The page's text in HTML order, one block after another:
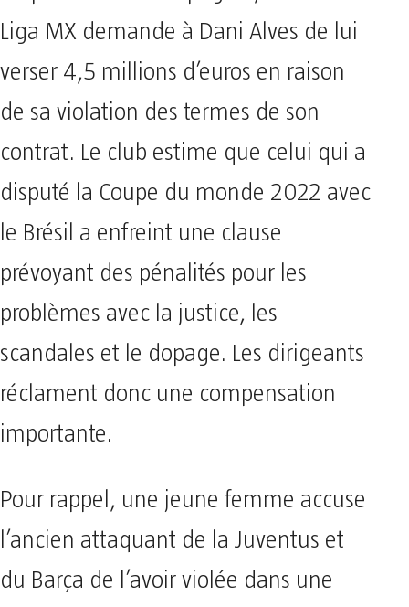
Liga MX demande à Dani Alves de lui
verser 4,5 millions d’euros en raison
de sa violation des termes de son
contrat. Le club estime que celui qui a
disputé la Coupe du monde 2022 avec
le Brésil a enfreint une clause
prévoyant des pénalités pour les
problèmes avec la justice, les
scandales et le dopage. Les dirigeants
réclament donc une compensation
importante.
Pour rappel, une jeune femme accuse
l’ancien attaquant de la Juventus et
du Barça de l’avoir violée dans une